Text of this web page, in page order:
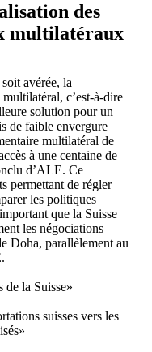
des
multilatéraux
avérée, la
c’est-à-dire
solution pour un
de faible envergure
multilatéral de
à une centaine de
d’ALE. Ce
permettant de régler
les politiques
que la Suisse
les négociations
Doha, parallèlement au
de la Suisse»
suisses vers les